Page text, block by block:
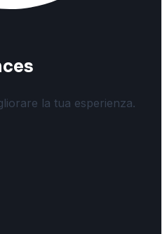
la tua esperienza.